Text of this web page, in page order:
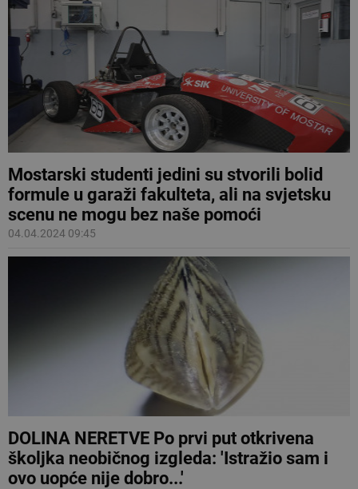
Mostarski studenti jedini su stvorili bolid
formule u garaži fakulteta, ali na svjetsku
scenu ne mogu bez naše pomoći
04.04.2024 09:45
DOLINA NERETVE Po prvi put otkrivena
školjka neobičnog izgleda: 'Istražio sam i
ovo uopće nije dobro...'